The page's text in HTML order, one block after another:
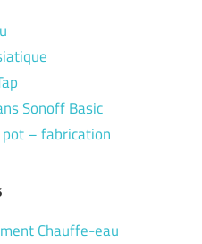
Sonoff Basic
pot – fabrication
Chauffe-eau